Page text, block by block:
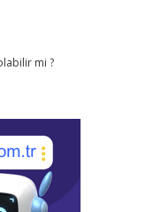
mi ?